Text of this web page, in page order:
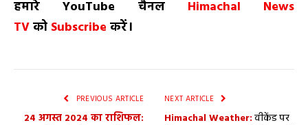
हमारे YouTube चैनल
Himachal News
TVको Subscribe करें।
PREVIOUS ARTICLE
24 अगस्त 2024 का राशिफल:
NEXT ARTICLE
Himachal Weather:वीकेंड पर